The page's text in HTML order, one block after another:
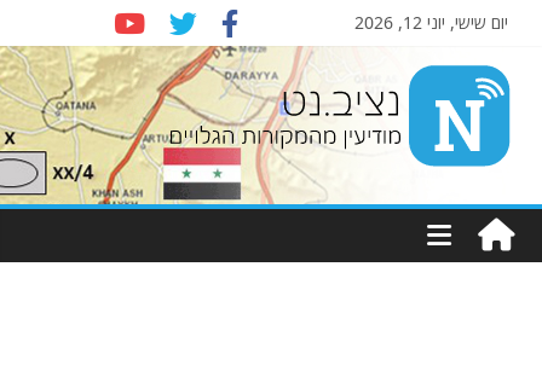
יום שישי, יוני 12, 2026